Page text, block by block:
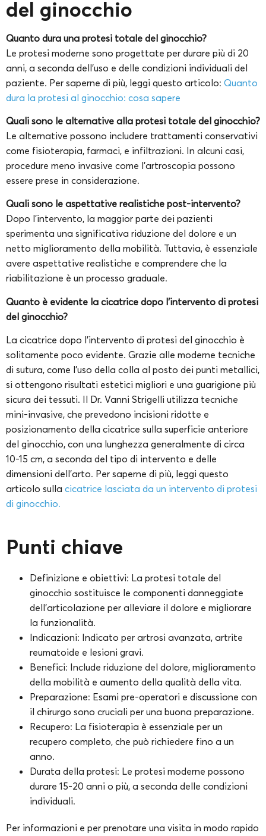
del ginocchio
Quanto dura una protesi totale del ginocchio?
Le protesi moderne sono progettate per durare più di 20
anni, a seconda dell’uso e delle condizioni individuali del
paziente. Per saperne di più, leggi questo articolo: Quanto
dura la protesi al ginocchio: cosa sapere
Quali sono le alternative alla protesi totale del ginocchio?
Le alternative possono includere trattamenti conservativi
come fisioterapia, farmaci, e infiltrazioni. In alcuni casi,
procedure meno invasive come l’artroscopia possono
essere prese in considerazione.
Quali sono le aspettative realistiche post-intervento?
Dopo l’intervento, la maggior parte dei pazienti
sperimenta una significativa riduzione del dolore e un
netto miglioramento della mobilità. Tuttavia, è essenziale
avere aspettative realistiche e comprendere che la
riabilitazione è un processo graduale.
Quanto è evidente la cicatrice dopo l’intervento di protesi
del ginocchio?
La cicatrice dopo l’intervento di protesi del ginocchio è
solitamente poco evidente. Grazie alle moderne tecniche
di sutura, come l’uso della colla al posto dei punti metallici,
si ottengono risultati estetici migliori e una guarigione più
sicura dei tessuti. Il Dr. Vanni Strigelli utilizza tecniche
mini-invasive, che prevedono incisioni ridotte e
posizionamento della cicatrice sulla superficie anteriore
del ginocchio, con una lunghezza generalmente di circa
10-15 cm, a seconda del tipo di intervento e delle
dimensioni dell’arto. Per saperne di più, leggi questo
articolo sulla cicatrice lasciata da un intervento di protesi
di ginocchio.
Punti chiave
Definizione e obiettivi: La protesi totale del
ginocchio sostituisce le componenti danneggiate
dell’articolazione per alleviare il dolore e migliorare
la funzionalità.
Indicazioni: Indicato per artrosi avanzata, artrite
reumatoide e lesioni gravi.
Benefici: Include riduzione del dolore, miglioramento
della mobilità e aumento della qualità della vita.
Preparazione: Esami pre-operatori e discussione con
il chirurgo sono cruciali per una buona preparazione.
Recupero: La fisioterapia è essenziale per un
recupero completo, che può richiedere fino a un
anno.
Durata della protesi: Le protesi moderne possono
durare 15-20 anni o più, a seconda delle condizioni
individuali.
Per informazioni e per prenotare una visita in modo rapido